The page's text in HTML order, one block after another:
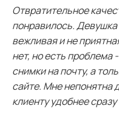
Отвратительное
понравилось.
вежливая и не
нет, но есть проблема
снимки на почту, а
сайте. Мне непонятна
клиенту удобнее